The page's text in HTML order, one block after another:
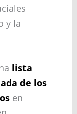
y la
lista
de los
en